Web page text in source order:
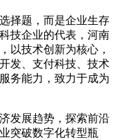
择题，而是企业生存
技企业的代表，河南
以技术创新为核心，
发、支付科技、技术
务能力，致力于成为
发展趋势，探索前沿
突破数字化转型瓶